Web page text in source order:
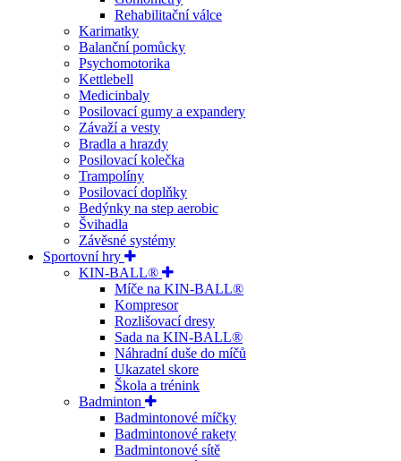
Rehabilitační válce
Karimatky
Balanční pomůcky
Psychomotorika
Kettlebell
Medicinbaly
Posilovací gumy a expandery
Závaží a vesty
Bradla a hrazdy
Posilovací kolečka
Trampolíny
Posilovací doplňky
Bedýnky na step aerobic
Švihadla
Závěsné systémy
Sportovní hry
KIN-BALL®
Míče na KIN-BALL®
Kompresor
Rozlišovací dresy
Sada na KIN-BALL®
Náhradní duše do míčů
Ukazatel skore
Škola a trénink
Badminton
Badmintonové míčky
Badmintonové rakety
Badmintonové sítě